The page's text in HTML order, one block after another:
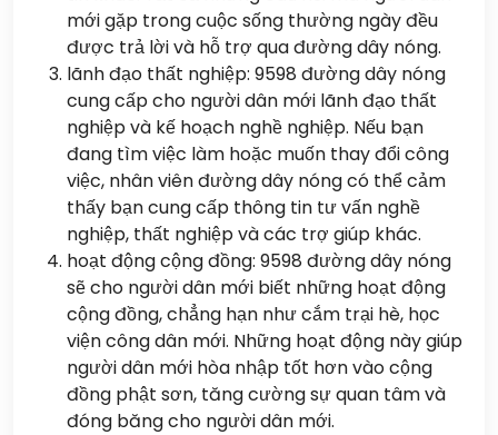
mới gặp trong cuộc sống thường ngày đều
được trả lời và hỗ trợ qua đường dây nóng.
lãnh đạo thất nghiệp: 9598 đường dây nóng
cung cấp cho người dân mới lãnh đạo thất
nghiệp và kế hoạch nghề nghiệp. Nếu bạn
đang tìm việc làm hoặc muốn thay đổi công
việc, nhân viên đường dây nóng có thể cảm
thấy bạn cung cấp thông tin tư vấn nghề
nghiệp, thất nghiệp và các trợ giúp khác.
hoạt động cộng đồng: 9598 đường dây nóng
sẽ cho người dân mới biết những hoạt động
cộng đồng, chẳng hạn như cắm trại hè, học
viện công dân mới. Những hoạt động này giúp
người dân mới hòa nhập tốt hơn vào cộng
đồng phật sơn, tăng cường sự quan tâm và
đóng băng cho người dân mới.